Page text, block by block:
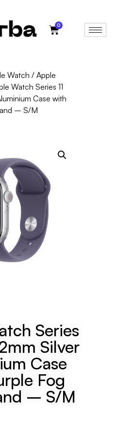
0
Watch /Apple
Watch Series 11
Case with
– S/M
Series
Silver
Case
Fog
– S/M